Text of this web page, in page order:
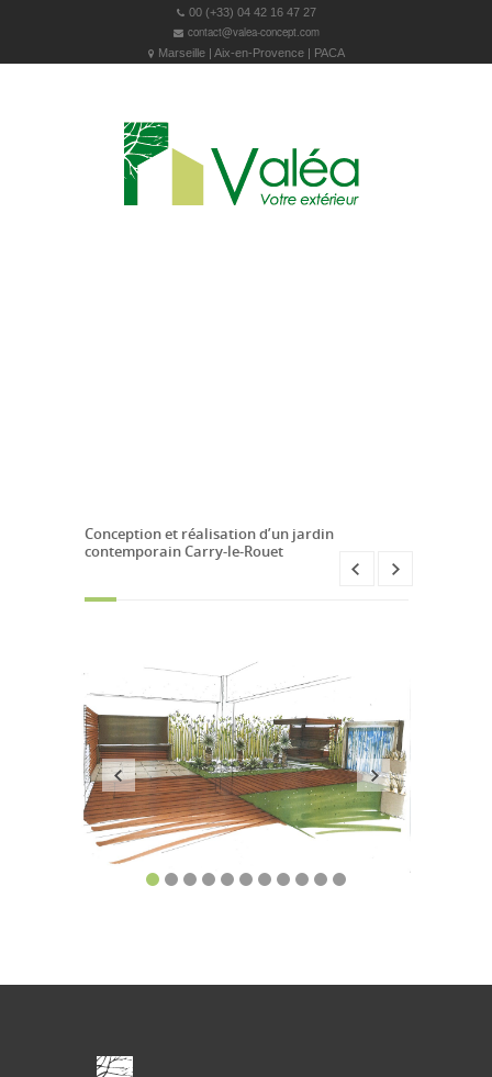
00 (+33) 04 42 16 47 27
contact@valea-concept.com
Marseille | Aix-en-Provence | PACA
MENU
Conception et réalisation d’un jardin
contemporain Carry-le-Rouet